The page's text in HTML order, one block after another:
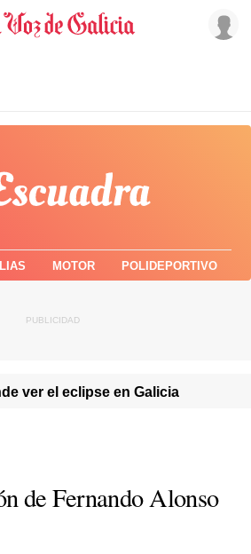
MOTOR POLIDEPORTIVO
ver el eclipse en Galicia
de Fernando Alonso